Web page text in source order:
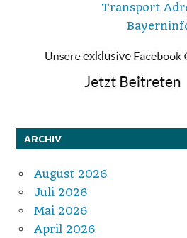
Transport
ARCHIV
August 2026
Juli 2026
Mai 2026
April 2026